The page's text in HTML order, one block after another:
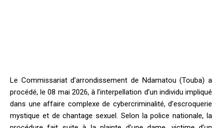
Le Commissariat d’arrondissement de Ndamatou (Touba) a
procédé, le 08 mai 2026, à l’interpellation d’un individu impliqué
dans une affaire complexe de cybercriminalité, d’escroquerie
mystique et de chantage sexuel. Selon la police nationale, la